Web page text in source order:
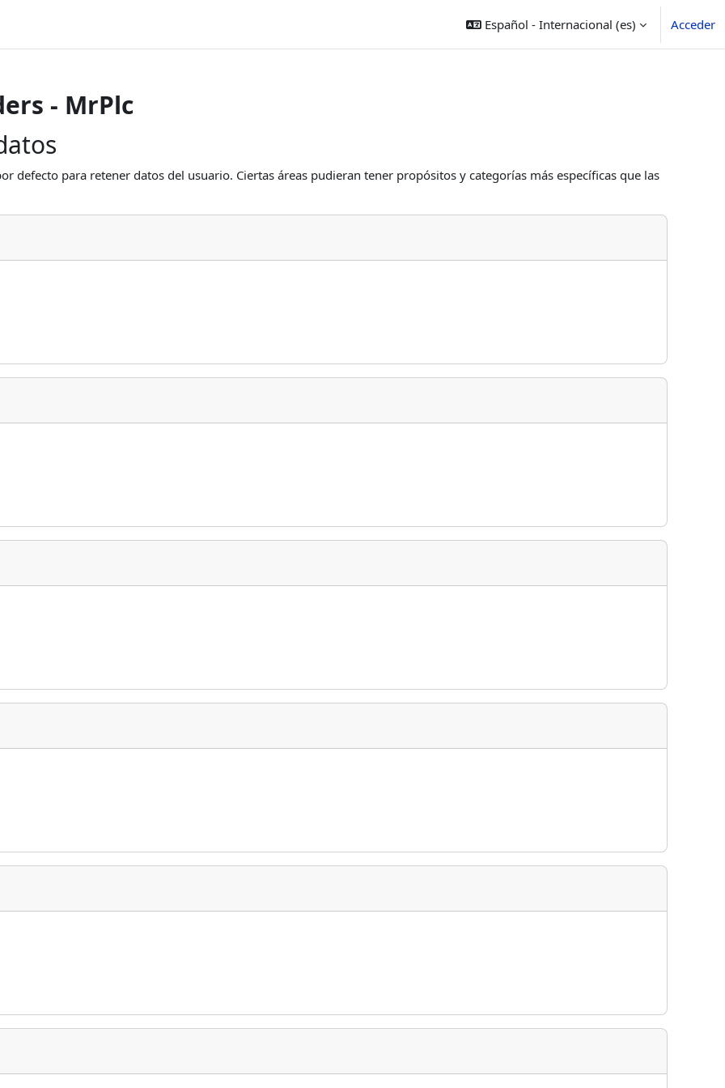
Español - Internacional ‎(es)‎ Acceder
- MrPlc
defecto para retener datos del usuario. Ciertas áreas pudieran tener propósitos y categorías más específicas que las